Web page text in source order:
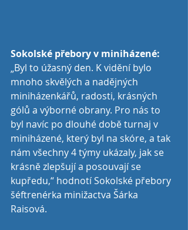
Sokolské přebory v miniházené:
„Byl to úžasný den. K vidění bylo
mnoho skvělých a nadějných
miniházenkářů, radosti, krásných
gólů a výborné obrany. Pro nás to
byl navíc po dlouhé době turnaj v
miniházené, který byl na skóre, a tak
nám všechny 4 týmy ukázaly, jak se
krásně zlepšují a posouvají se
kupředu,“ hodnotí Sokolské přebory
šéftrenérka minižactva Šárka
Raisová.